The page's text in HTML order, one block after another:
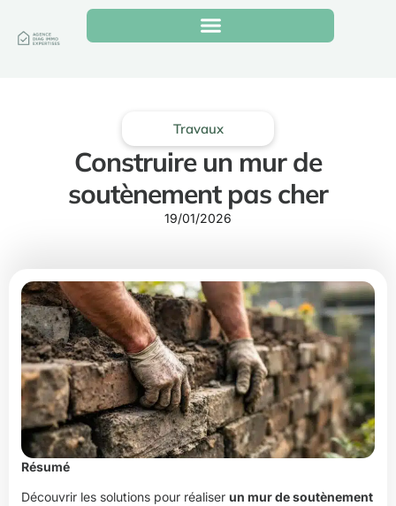
Travaux
Construire un mur de
soutènement pas cher
19/01/2026
Résumé
Découvrir les solutions pour réaliser un mur de soutènement